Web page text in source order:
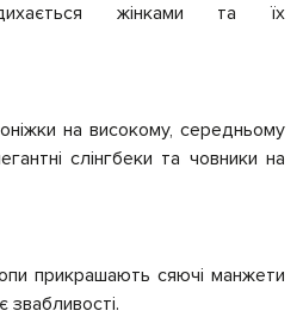
жінками та їх
на високому, середньому
слінгбеки та човники на
прикрашають сяючі манжети
звабливості.